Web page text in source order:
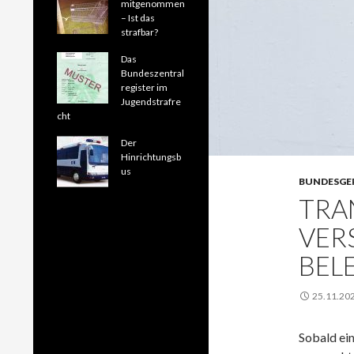
So­bald
mitgenommen
– Ist das
strafbar?
Das
Bundeszentral
register im
Jugendstrafre
cht
Der
Hinrichtungsb
us